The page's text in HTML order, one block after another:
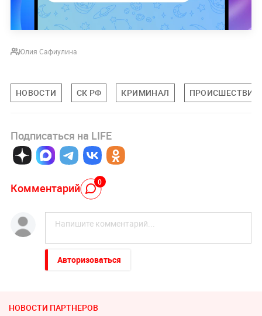
Юлия Сафиулина
НОВОСТИ СК РФ КРИМИНАЛ ПРОИСШЕСТВИЯ
Подписаться на LIFE
Комментарий 0
Авторизоваться
НОВОСТИ ПАРТНЕРОВ